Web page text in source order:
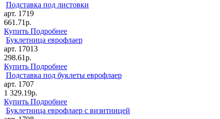
Подставка под листовки
арт. 1719
661.71р.
Купить Подробнее
Буклетница еврофлаер
арт. 17013
298.61р.
Купить Подробнее
Подставка под буклеты еврофлаер
арт. 1707
1 329.19р.
Купить Подробнее
Буклетница еврофлаер с визитницей